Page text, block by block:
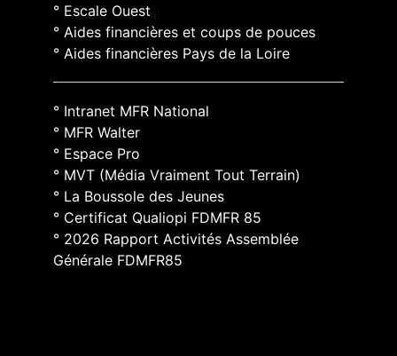
° Escale Ouest
° Aides financières et coups de pouces
° Aides financières Pays de la Loire
° Intranet MFR National
° MFR Walter
° Espace Pro
° MVT (Média Vraiment Tout Terrain)
° La Boussole des Jeunes
° Certificat Qualiopi FDMFR 85
° 2026 Rapport Activités Assemblée
Générale FDMFR85